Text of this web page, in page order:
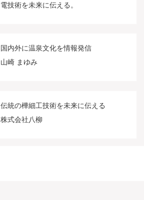
電技術を未来に伝える。
国内外に温泉文化を情報発信
山崎 まゆみ
伝統の樺細工技術を未来に伝える
株式会社八柳